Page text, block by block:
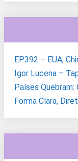
EP.392 – EUA,
Igor Lucena –
Países
Forma Clara,